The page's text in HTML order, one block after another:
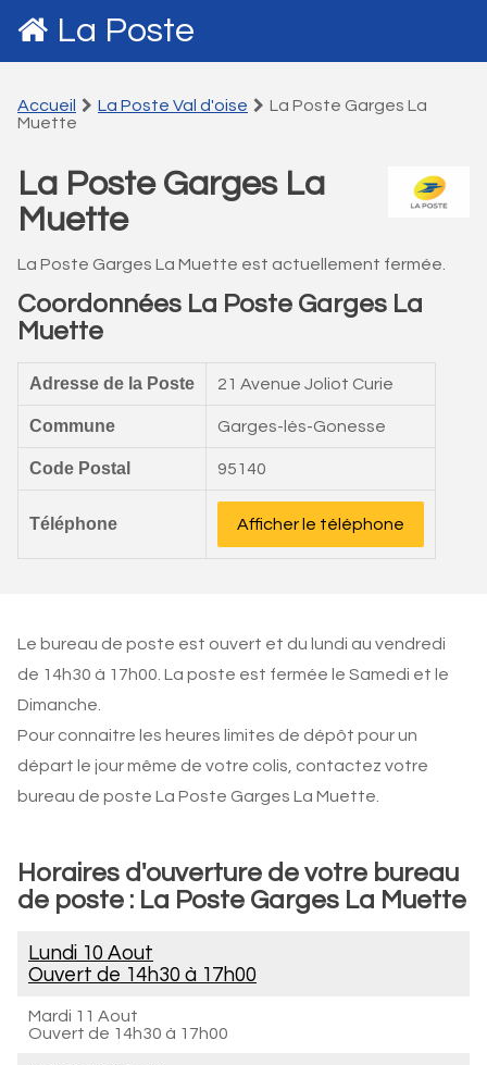
La Poste
Accueil La Poste Val d'oise
La Poste Garges La
Muette
La Poste Garges La
Muette
La Poste Garges La Muette est actuellement fermée.
Coordonnées La Poste Garges La
Muette
Adresse de la Poste 21 Avenue Joliot Curie
Commune Garges-lès-Gonesse
Code Postal 95140
Téléphone Afficher le téléphone
Le bureau de poste est ouvert et du lundi au vendredi
de 14h30 à 17h00. La poste est fermée le Samedi et le
Dimanche.
Pour connaitre les heures limites de dépôt pour un
départ le jour même de votre colis, contactez votre
bureau de poste La Poste Garges La Muette.
Horaires d'ouverture de votre bureau
de poste : La Poste Garges La Muette
Lundi 10 Aout
Ouvert de 14h30 à 17h00
Mardi 11 Aout
Ouvert de 14h30 à 17h00